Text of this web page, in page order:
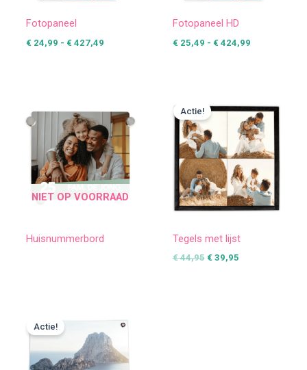
Fotopaneel
€24,99 - €427,49
Fotopaneel HD
€25,49 - €424,99
NIET OP VOORRAAD
Huisnummerbord
Actie!
Tegels met lijst
€44,95
prijs
was:
€ 44,95.
€39,95
prijs
is:
€ 39,95.
Actie!
€ 19,99
tot
€ 89,99